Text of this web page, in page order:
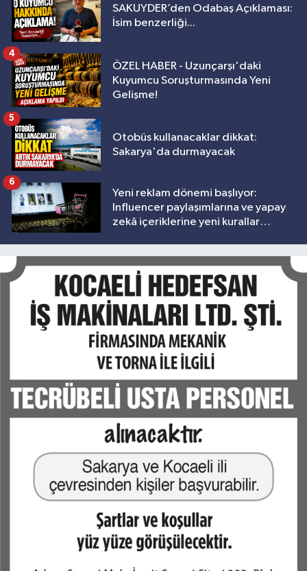
SAKUYDER’den Odabaş Açıklaması:
İsim benzerliği...
ÖZEL HABER - Uzunçarşı'daki
Kuyumcu Soruşturmasında Yeni
Gelişme!
4
Otobüs kullanacaklar dikkat:
Sakarya'da durmayacak
5
Yeni reklam dönemi başlıyor:
Influencer paylaşımlarına ve yapay
zekâ içeriklerine yeni kurallar
6